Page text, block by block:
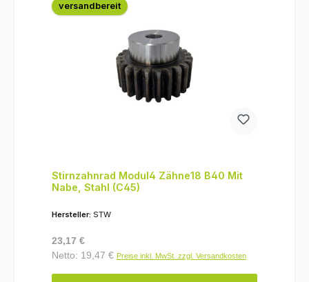
versandbereit
Stirnzahnrad Modul4 Zähne18 B40 Mit
Nabe, Stahl (C45)
Hersteller: STW
Regulärer Preis:
23,17 €
Netto: 19,47 € Preise inkl. MwSt. zzgl. Versandkosten